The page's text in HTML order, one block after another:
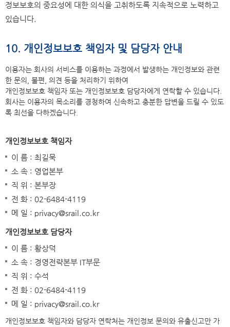
정보보호의 중요성에 대한 의식을 고취하도록 지속적으로 노력하고
있습니다.
10. 개인정보보호 책임자 및 담당자 안내
이용자는 회사의 서비스를 이용하는 과정에서 발생하는 개인정보와 관련
한 문의, 불편, 의견 등을 처리하기 위하여
개인정보보호 책임자 또는 개인정보보호 담당자에게 연락할 수 있습니다.
회사는 이용자의 목소리를 경청하여 신속하고 충분한 답변을 드릴 수 있도
록 최선을 다하겠습니다.
개인정보보호 책임자
이 름 : 최길묵
소 속 : 영업본부
직 위 : 본부장
전 화 : 02-6484-4119
메 일 : privacy@srail.co.kr
개인정보보호 담당자
이 름 : 황상덕
소 속 : 경영전략본부 IT부문
직 위 : 수석
전 화 : 02-6484-4119
메 일 : privacy@srail.co.kr
개인정보보호 책임자와 담당자 연락처는 개인정보 문의와 유출신고만 가